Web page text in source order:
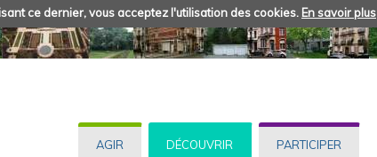
ce dernier, vous acceptez l'utilisation des cookies. En savoir plus
AGIR DÉCOUVRIR PARTICIPER